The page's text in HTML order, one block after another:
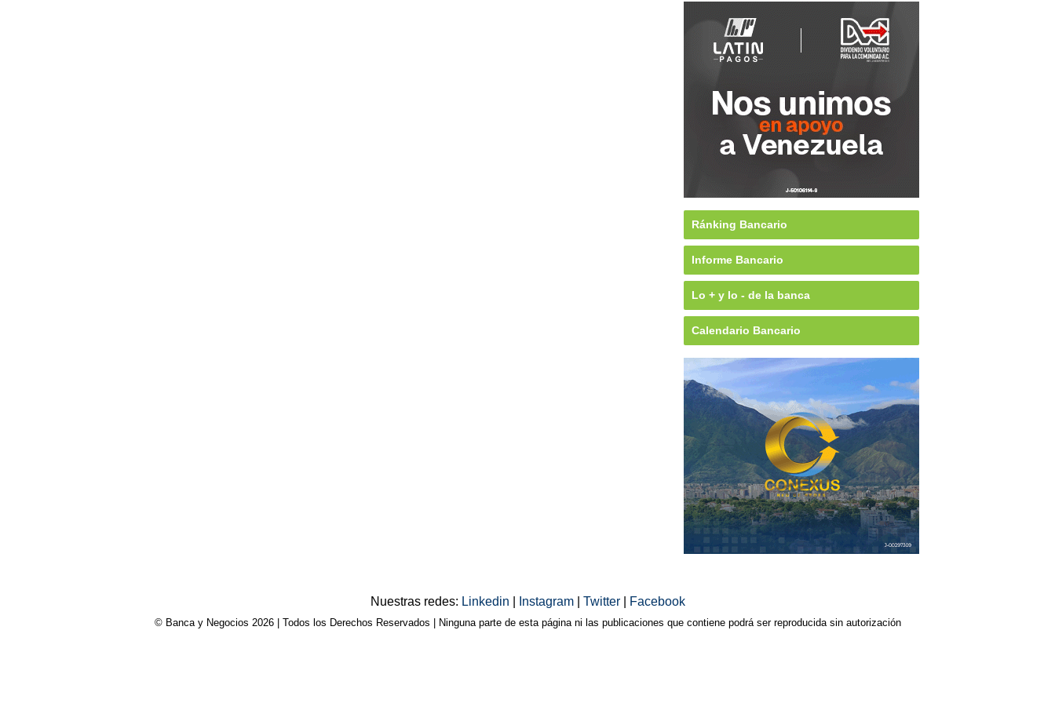
Ránking Bancario
Informe Bancario
Lo + y lo - de la banca
Calendario Bancario
Nuestras redes: Linkedin Instagram Twitter Facebook
© Banca y Negocios 2026 | Todos los Derechos Reservados | Ninguna parte de esta página ni las publicaciones que contiene podrá ser reproducida sin autorización